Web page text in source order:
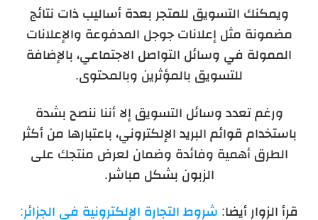
ويمكنك التسويق للمتجر بعدة أساليب ذات نتائج
مضمونة مثل إعلانات جوجل المدفوعة والإعلانات
الممولة في وسائل التواصل الاجتماعي، بالإضافة
للتسويق بالمؤثرين وبالمحتوى.
ورغم تعدد وسائل التسويق إلا أننا ننصح بشدة
باستخدام قوائم البريد الإلكتروني، باعتبارها من أكثر
الطرق أهمية وفائدة وضمان لعرض منتجك على
الزبون بشكل مباشر.
قرأ الزوار أيضا: شروط التجارة الإلكترونية في الجزائر: